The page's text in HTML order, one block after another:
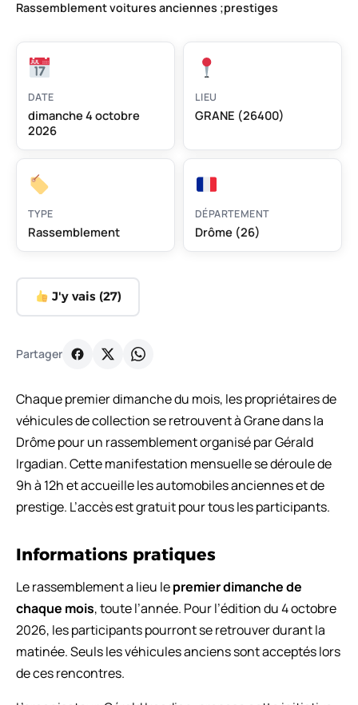
Rassemblement voitures anciennes ;prestiges
DATE
dimanche 4 octobre
2026
LIEU
GRANE (26400)
TYPE
Rassemblement
DÉPARTEMENT
Drôme (26)
J'y vais (27)
Partager
Chaque premier dimanche du mois, les propriétaires de
véhicules de collection se retrouvent à Grane dans la
Drôme pour un rassemblement organisé par Gérald
Irgadian. Cette manifestation mensuelle se déroule de
9h à 12h et accueille les automobiles anciennes et de
prestige. L’accès est gratuit pour tous les participants.
Informations pratiques
Le rassemblement a lieu lepremier dimanche de
chaque mois, toute l’année. Pour l’édition du 4 octobre
2026, les participants pourront se retrouver durant la
matinée. Seuls les véhicules anciens sont acceptés lors
de ces rencontres.